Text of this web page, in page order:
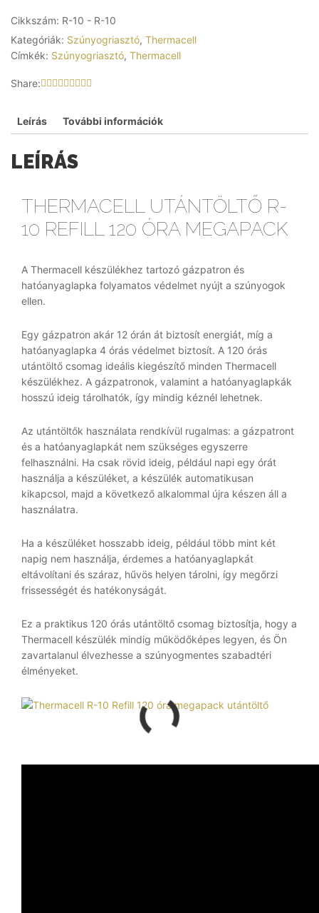
Cikkszám: R-10 - R-10
Kategóriák: Szúnyogriasztó, Thermacell
Címkék: Szúnyogriasztó, Thermacell
Share:
Leírás További információk
LEÍRÁS
THERMACELL UTÁNTÖLTŐ R-
10 REFILL 120 ÓRA MEGAPACK
A Thermacell készülékhez tartozó gázpatron és
hatóanyaglapka folyamatos védelmet nyújt a szúnyogok
ellen.
Egy gázpatron akár 12 órán át biztosít energiát, míg a
hatóanyaglapka 4 órás védelmet biztosít. A 120 órás
utántöltő csomag ideális kiegészítő minden Thermacell
készülékhez. A gázpatronok, valamint a hatóanyaglapkák
hosszú ideig tárolhatók, így mindig kéznél lehetnek.
Az utántöltők használata rendkívül rugalmas: a gázpatront
és a hatóanyaglapkát nem szükséges egyszerre
felhasználni. Ha csak rövid ideig, például napi egy órát
használja a készüléket, a készülék automatikusan
kikapcsol, majd a következő alkalommal újra készen áll a
használatra.
Ha a készüléket hosszabb ideig, például több mint két
napig nem használja, érdemes a hatóanyaglapkát
eltávolítani és száraz, hűvös helyen tárolni, így megőrzi
frissességét és hatékonyságát.
Ez a praktikus 120 órás utántöltő csomag biztosítja, hogy a
Thermacell készülék mindig működőképes legyen, és Ön
zavartalanul élvezhesse a szúnyogmentes szabadtéri
élményeket.